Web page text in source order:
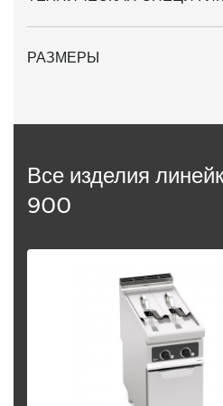
РАЗМЕРЫ
Все изделия
900